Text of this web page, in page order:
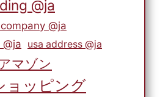
@ja
@ja
usa address @ja
アマゾン
ョッピング